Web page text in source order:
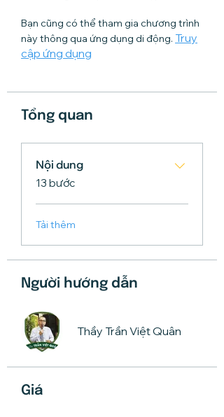
Bạn cũng có thể tham gia chương trình
này thông qua ứng dụng di động. Truy
cập ứng dụng
Tổng quan
Nội dung
.13 bước
Tải thêm
Người hướng dẫn
Thầy Trần Việt Quân
Giá